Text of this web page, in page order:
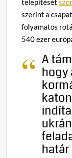
telepítését
szerint a
folyamatos
540 ezer
A
hogy